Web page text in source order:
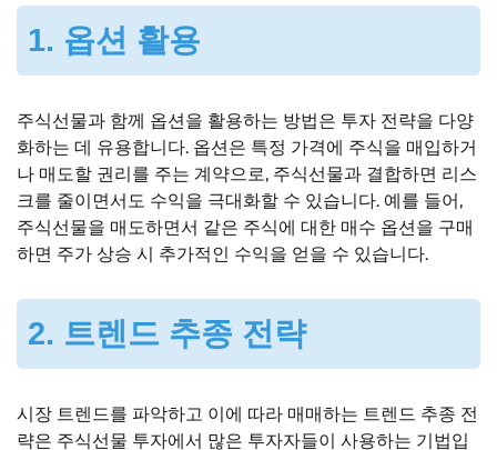
1. 옵션 활용
주식선물과 함께 옵션을 활용하는 방법은 투자 전략을 다양
화하는 데 유용합니다. 옵션은 특정 가격에 주식을 매입하거
나 매도할 권리를 주는 계약으로, 주식선물과 결합하면 리스
크를 줄이면서도 수익을 극대화할 수 있습니다. 예를 들어,
주식선물을 매도하면서 같은 주식에 대한 매수 옵션을 구매
하면 주가 상승 시 추가적인 수익을 얻을 수 있습니다.
2. 트렌드 추종 전략
시장 트렌드를 파악하고 이에 따라 매매하는 트렌드 추종 전
략은 주식선물 투자에서 많은 투자자들이 사용하는 기법입